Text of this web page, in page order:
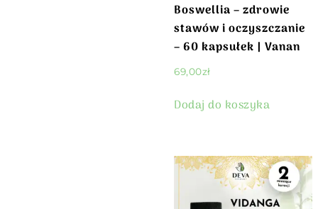
Boswellia – zdrowie
stawów i oczyszczanie
– 60 kapsułek | Vanan
69,00zł
Dodaj do koszyka